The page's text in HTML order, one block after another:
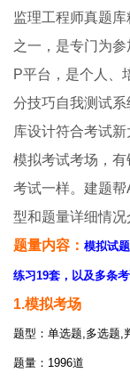
监理工程师真题
之一，是专门为参
P平台，是个人、
分技巧自我测试
库设计符合考试
模拟考试考场，
考试一样。建题
型和题量详细情况
题量内容： 模拟试
练习19套，以及多条
1.模拟考场
题型：单选题,多选题,
题量：1996道